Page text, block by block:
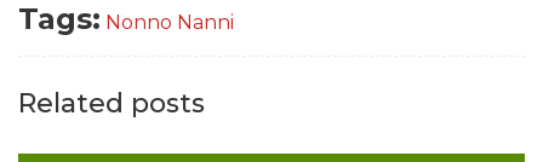
Tags: Nonno Nanni
Related posts